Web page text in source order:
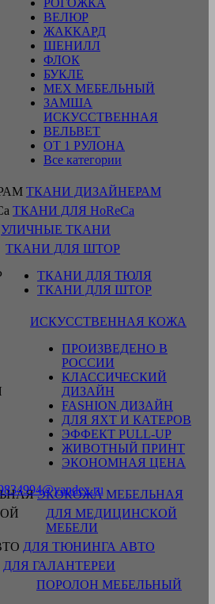
РОГОЖКА
ВЕЛЮР
ЖАККАРД
ШЕНИЛЛ
ФЛОК
БУКЛЕ
МЕХ МЕБЕЛЬНЫЙ
ЗАМША
ИСКУССТВЕННАЯ
ВЕЛЬВЕТ
ОТ 1 РУЛОНА
Все категории
ТКАНИ ДИЗАЙНЕРАМ
ТКАНИ ДЛЯ HoReCa
УЛИЧНЫЕ ТКАНИ
ТКАНИ ДЛЯ ШТОР
ТКАНИ ДЛЯ ТЮЛЯ
ТКАНИ ДЛЯ ШТОР
ИСКУССТВЕННАЯ КОЖА
ПРОИЗВЕДЕНО В
РОССИИ
КЛАССИЧЕСКИЙ
ДИЗАЙН
FASHION ДИЗАЙН
ДЛЯ ЯХТ И КАТЕРОВ
ЭФФЕКТ PULL-UP
ЖИВОТНЫЙ ПРИНТ
ЭКОНОМНАЯ ЦЕНА
ЭКОКОЖА МЕБЕЛЬНАЯ
ДЛЯ МЕДИЦИНСКОЙ
МЕБЕЛИ
ДЛЯ ТЮНИНГА АВТО
ДЛЯ ГАЛАНТЕРЕИ
ПОРОЛОН МЕБЕЛЬНЫЙ